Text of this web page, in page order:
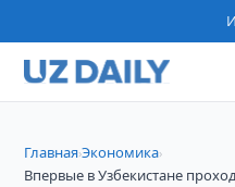
Главная›Экономика›
Впервые в Узбекистане